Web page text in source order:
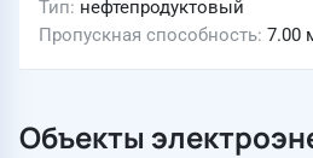
Тип нефтепродуктовый
Пропускная способность 7.00
Объекты